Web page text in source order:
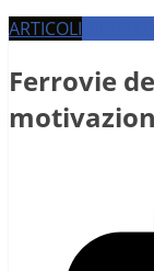
ARTICOLI
Ferrovie